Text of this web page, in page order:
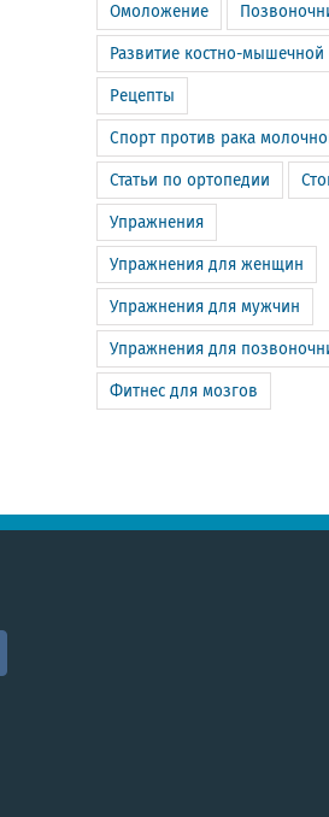
Омоложение
Развитие костно-мышечной
Рецепты
Спорт против рака
Статьи по ортопедии
Упражнения
Упражнения для женщин
Упражнения для мужчин
Упражнения для
Фитнес для мозгов